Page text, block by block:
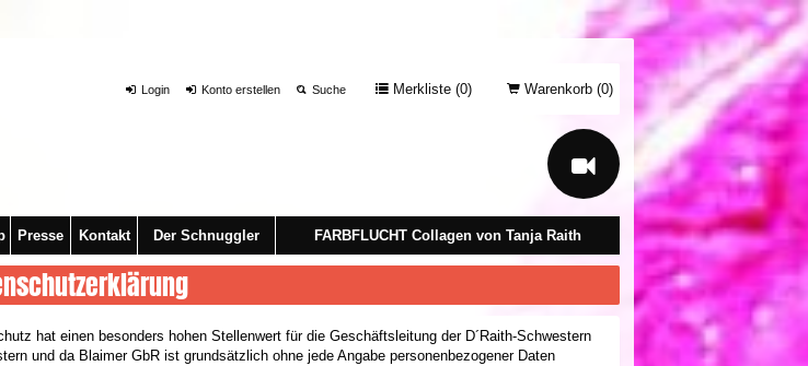
Warenkorb (0)
Merkliste (0)
Login Konto erstellen Suche
Presse Kontakt Der Schnuggler FARBFLUCHT Collagen von Tanja Raith
hat einen besonders hohen Stellenwert für die Geschäftsleitung der D´Raith-Schwestern
und da Blaimer GbR ist grundsätzlich ohne jede Angabe personenbezogener Daten